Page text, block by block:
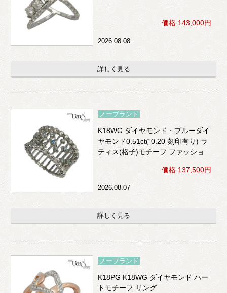
価格 143,000円
2026.08.08
詳しく見る
ノーブランド
K18WG ダイヤモンド・ブルーダイ
ヤモンド0.51ct(“0.20”刻印有り) ラ
ティス(格子)モチーフ ファッショ
ンリング
価格 137,500円
2026.08.07
詳しく見る
ノーブランド
K18PG K18WG ダイヤモンド ハー
トモチーフ リング